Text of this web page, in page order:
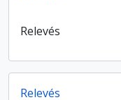
Relevés
Relevés